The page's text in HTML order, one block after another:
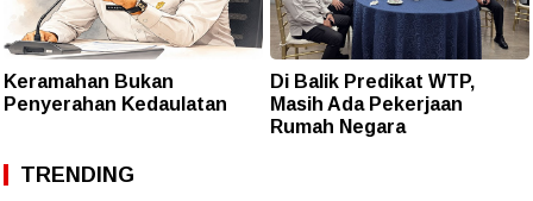
Keramahan Bukan
Penyerahan Kedaulatan
Di Balik Predikat WTP,
Masih Ada Pekerjaan
Rumah Negara
TRENDING